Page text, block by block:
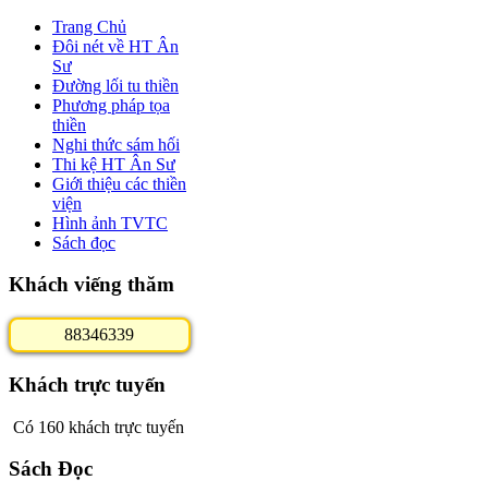
Trang Chủ
Đôi nét về HT Ân
Sư
Đường lối tu thiền
Phương pháp tọa
thiền
Nghi thức sám hối
Thi kệ HT Ân Sư
Giới thiệu các thiền
viện
Hình ảnh TVTC
Sách đọc
Khách viếng thăm
88346339
Khách trực tuyến
Có 160 khách trực tuyến
Sách Đọc